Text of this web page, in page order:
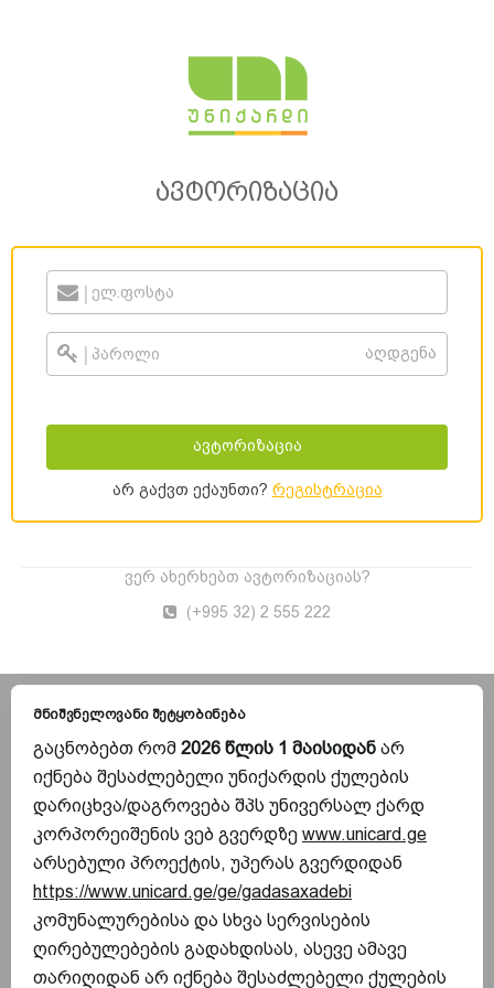
ავტორიზაცია
|
| აღდგენა
ავტორიზაცია
არ გაქვთ ექაუნთი? რეგისტრაცია
ვერ ახერხებთ ავტორიზაციას?
(+995 32) 2 555 222
მნიშვნელოვანი შეტყობინება
გაცნობებთ რომ 2026 წლის 1 მაისიდან არ
იქნება შესაძლებელი უნიქარდის ქულების
დარიცხვა/დაგროვება შპს უნივერსალ ქარდ
კორპორეიშენის ვებ გვერდზე www.unicard.ge
არსებული პროექტის, უპერას გვერდიდან
https://www.unicard.ge/ge/gadasaxadebi
კომუნალურებისა და სხვა სერვისების
ღირებულებების გადახდისას, ასევე ამავე
თარიღიდან არ იქნება შესაძლებელი ქულების